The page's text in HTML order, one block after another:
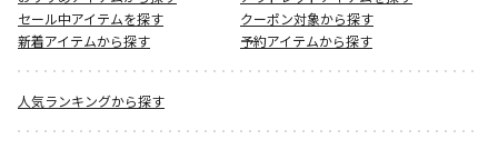
セール中アイテムを探す
クーポン対象から探す
新着アイテムから探す
予約アイテムから探す
人気ランキングから探す